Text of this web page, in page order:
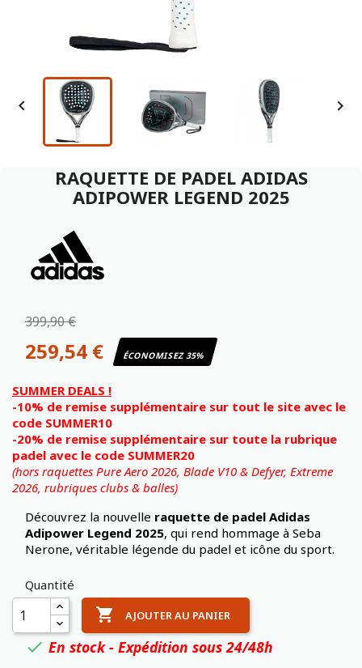
 
RAQUETTE DE PADEL ADIDAS
ADIPOWER LEGEND 2025
399,90 €
259,54 € ÉCONOMISEZ 35%
SUMMER DEALS !
-10% de remise supplémentaire sur tout le site avec le
code SUMMER10
-20% de remise supplémentaire sur toute la rubrique
padel avec le code SUMMER20
(hors raquettes Pure Aero 2026, Blade V10 & Defyer, Extreme
2026, rubriques clubs & balles)
Découvrez la nouvelle raquette de padel Adidas
Adipower Legend 2025, qui rend hommage à Seba
Nerone, véritable légende du padel et icône du sport.
Quantité
 AJOUTER AU PANIER
 En stock - Expédition sous 24/48h